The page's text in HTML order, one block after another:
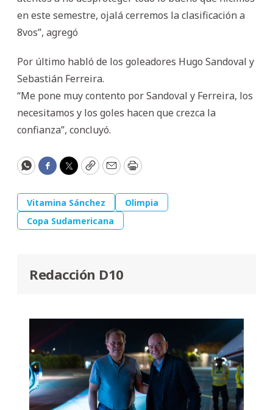
en este semestre, ojalá cerremos la clasificación a
8vos”, agregó
Por último habló de los goleadores Hugo Sandoval y
Sebastián Ferreira.
“Me pone muy contento por Sandoval y Ferreira, los
necesitamos y los goles hacen que crezca la
confianza”, concluyó.
WhatsApp
Facebook
Twitter
CopyEmailPrint
Vitamina Sánchez
Olimpia
Copa Sudamericana
Redacción D10